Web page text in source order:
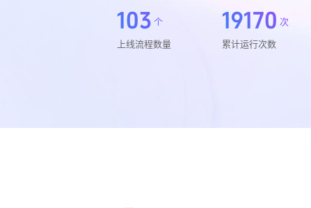
103 个
上线流程数量
19170 次
累计运行次数